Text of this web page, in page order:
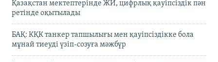
Қазақстан мектептерінде ЖИ, цифрлық қауіпсіздік пән
ретінде оқытылады
БАҚ: КҚК танкер тапшылығы мен қауіпсіздікке бола
мұнай тиеуді үзіп-созуға мәжбүр